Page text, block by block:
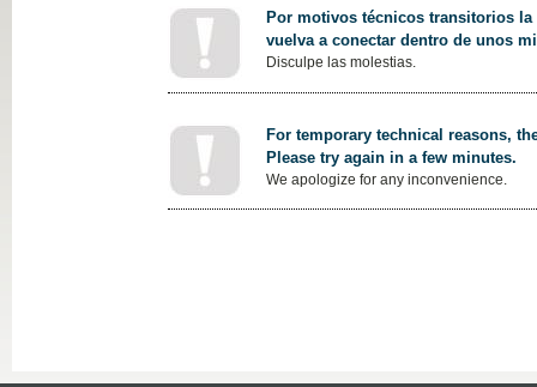
Por motivos técnicos transitorios
vuelva a conectar dentro de unos
Disculpe las molestias.
For temporary technical reasons,
Please try again in a few minutes.
We apologize for any inconvenience.